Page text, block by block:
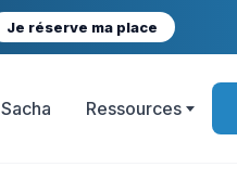
Je réserve ma place
Sacha Ressources